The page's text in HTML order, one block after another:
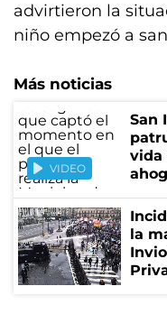
advirtieron la
niño empezó a
Más noticias
VIDEO
San
vida
la